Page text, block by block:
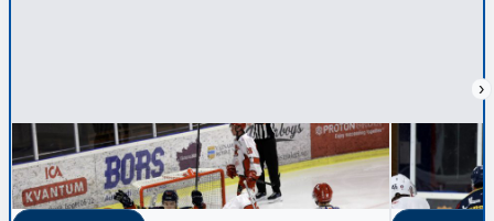
›